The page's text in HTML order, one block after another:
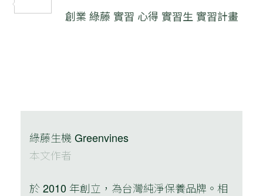
創業 綠藤 實習 心得 實習生 實習計畫
綠藤生機 Greenvines
本文作者
於 2010 年創立，為台灣純淨保養品牌。相